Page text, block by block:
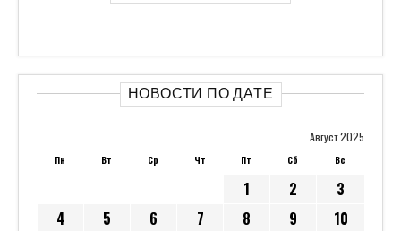
НОВОСТИ ПО ДАТЕ
Август 2025
Пн Вт Ср Чт Пт Сб Вс
1 2
3
4
5 6 7 8 9
10